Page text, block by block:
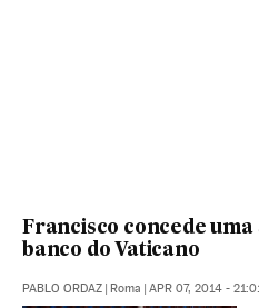
Francisco concede uma
banco do Vaticano
PABLO ORDAZ | Roma | APR 07, 2014 -